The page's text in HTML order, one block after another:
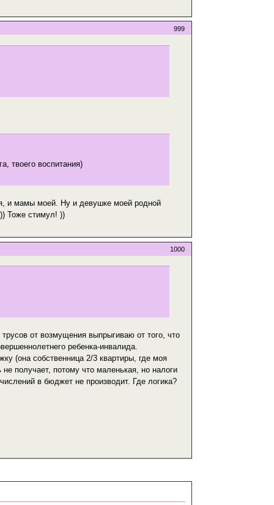
999
твоего воспитания)
и мамы моей. Ну и девушке моей родной
Тоже стимул! ))
1000
от возмущения выпрыгиваю от того, что
ребенка-инвалида.
(она собственница 2/3 квартиры, где моя
получает, потому что маленькая, но налоги
в бюджет не производит. Где логика?